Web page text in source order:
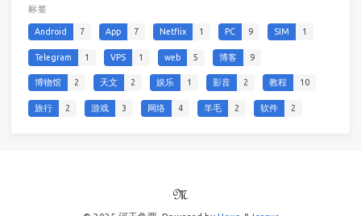
标签
Android 7 App 7 Netflix 1 PC 9 SIM 1
Telegram 1 VPS 1 web 5 博客 9
博物馆 2 天文 2 娱乐 1 影音 2 教程 10
旅行 2 游戏 3 网络 4 羊毛 2 软件 2